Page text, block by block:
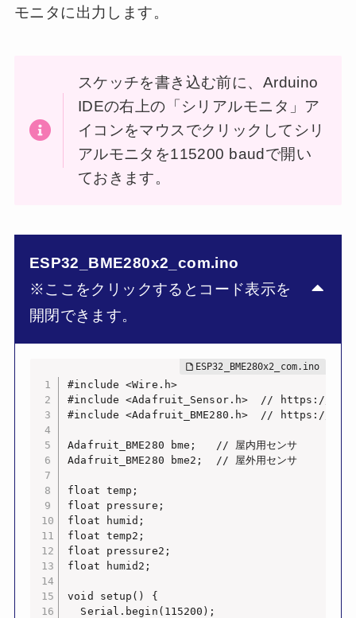
モニタに出力します。
スケッチを書き込む前に、Arduino
IDEの右上の「シリアルモニタ」ア
イコンをマウスでクリックしてシリ
アルモニタを115200 baudで開い
ておきます。
ESP32_BME280x2_com.ino
※ここをクリックするとコード表示を
開閉できます。
#include <Wire.h>
#include <Adafruit_Sensor.h>  // https://
#include <Adafruit_BME280.h>  // https://
Adafruit_BME280 bme;   // 屋内用センサ
Adafruit_BME280 bme2;  // 屋外用センサ
float temp;
float pressure;
float humid;
float temp2;
float pressure2;
float humid2;
void setup() {
  Serial.begin(115200);